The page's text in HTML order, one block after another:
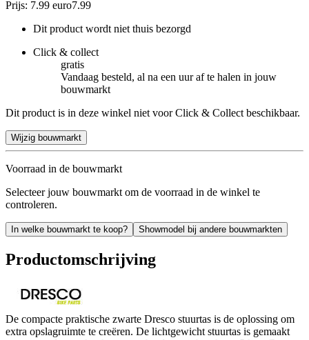
Prijs: 7.99 euro7.99
Dit product wordt niet thuis bezorgd
Click & collect
gratis
Vandaag besteld, al na een uur af te halen in jouw
bouwmarkt
Dit product is in deze winkel niet voor Click & Collect beschikbaar.
Wijzig bouwmarkt
Voorraad in de bouwmarkt
Selecteer jouw bouwmarkt om de voorraad in de winkel te
controleren.
In welke bouwmarkt te koop? Showmodel bij andere bouwmarkten
Productomschrijving
De compacte praktische zwarte Dresco stuurtas is de oplossing om
extra opslagruimte te creëren. De lichtgewicht stuurtas is gemaakt